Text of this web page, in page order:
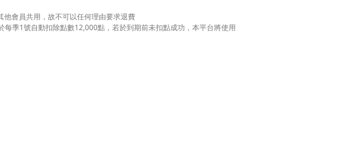
會員共用，故不可以任何理由要求退費
季1號自動扣除點數12,000點，若於到期前未扣點成功，本平台將使用